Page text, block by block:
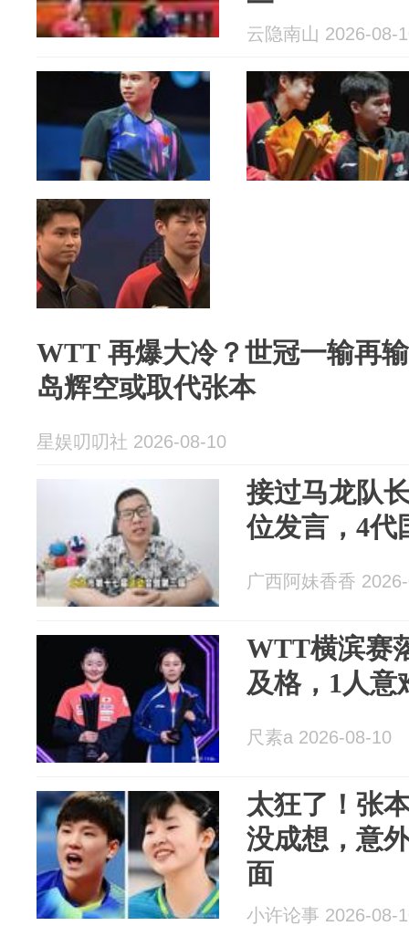
云隐南山 2026-08-
WTT 再爆大冷？世冠一输再
岛辉空或取代张本
星娱叨叨社 2026-08-10
接过马龙队
位发言，4代
广西阿妹香香
WTT横滨赛
及格，1人意
尺素a 2026-08-10
太狂了！张
没成想，意
面
小许论事 2026-08-